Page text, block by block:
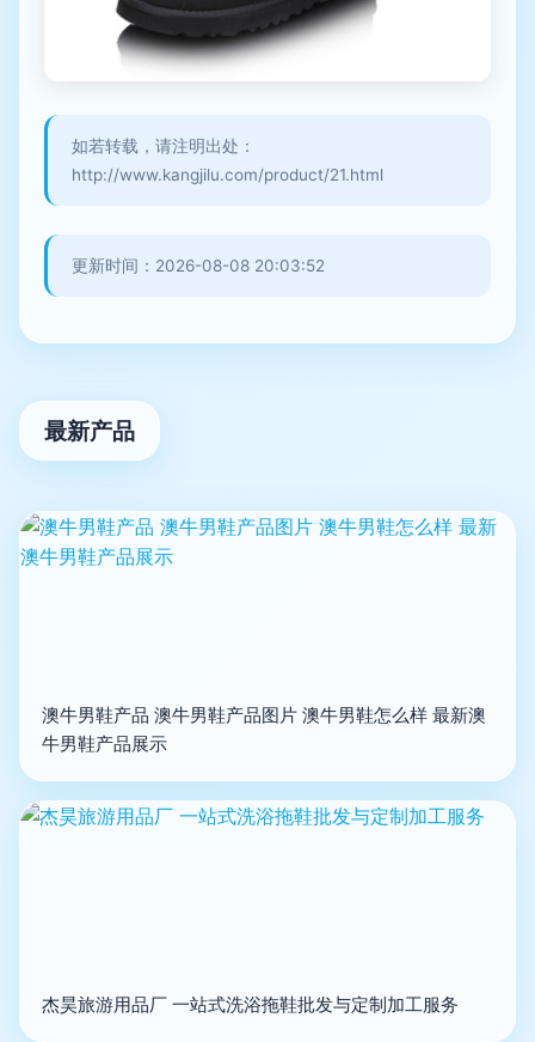
如若转载，请注明出处：
http://www.kangjilu.com/product/21.html
更新时间：2026-08-08 20:03:52
最新产品
澳牛男鞋产品 澳牛男鞋产品图片 澳牛男鞋怎么样 最新澳
牛男鞋产品展示
杰昊旅游用品厂 一站式洗浴拖鞋批发与定制加工服务